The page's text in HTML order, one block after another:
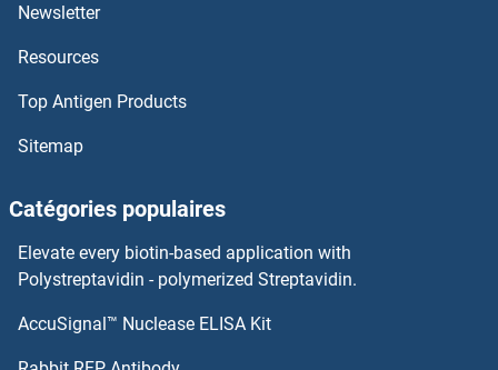
GHITM Kits ELISA
GGT7 Kits ELISA
gGT2 Kits ELISA
GGT1 Kits ELISA
GGPS1 Kits ELISA
Newsletter
Resources
Top Antigen Products
Sitemap
Catégories populaires
Elevate every biotin-based application with
Polystreptavidin - polymerized Streptavidin.
AccuSignal™ Nuclease ELISA Kit